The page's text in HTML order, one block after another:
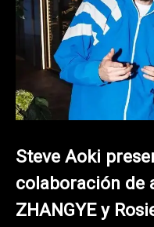
Steve Aoki
colaboración de
ZHANGYE y